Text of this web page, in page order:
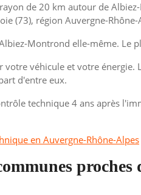
de 20 km autour de
(73), région Auvergne-Rhône-
Montrond elle-même. Le
votre véhicule et votre
d'entre eux.
technique 4 ans après
en Auvergne-Rhône-Alpes